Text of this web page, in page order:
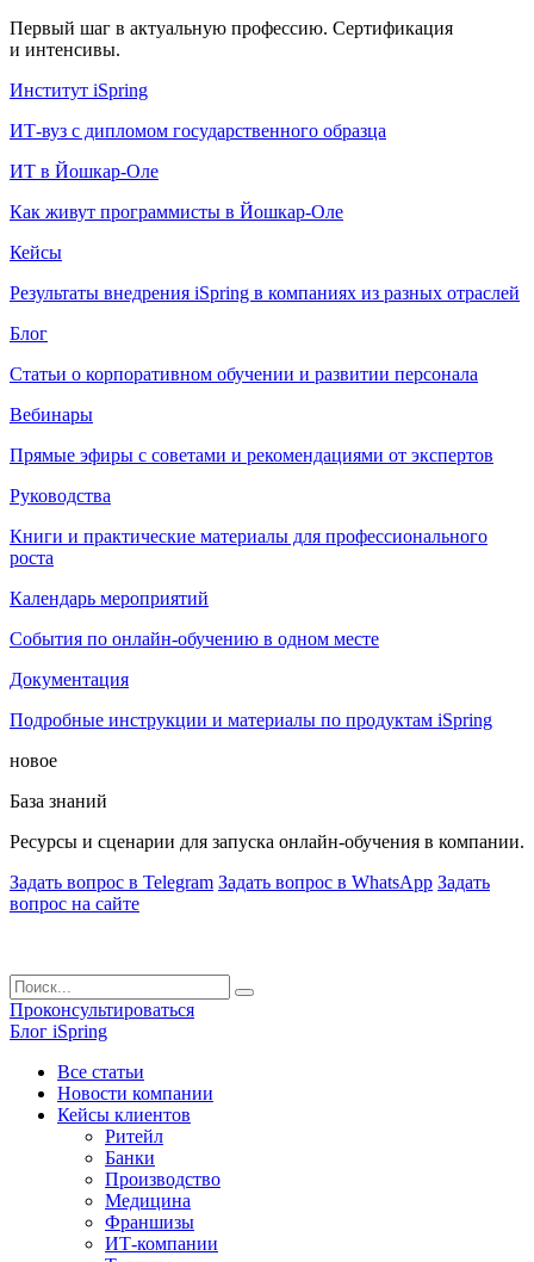
Первый шаг в актуальную профессию. Сертификация
и интенсивы.
Институт iSpring
ИТ-вуз с дипломом государственного образца
ИТ в Йошкар-Оле
Как живут программисты в Йошкар‑Оле
Кейсы
Результаты внедрения iSpring в компаниях из разных отраслей
Блог
Статьи о корпоративном обучении и развитии персонала
Вебинары
Прямые эфиры с советами и рекомендациями от экспертов
Руководства
Книги и практические материалы для профессионального
роста
Календарь мероприятий
События по онлайн-обучению в одном месте
Документация
Подробные инструкции и материалы по продуктам iSpring
новое
База знаний
Ресурсы и сценарии для запуска онлайн-обучения в компании.
Задать вопрос в Telegram Задать вопрос в WhatsApp Задать
вопрос на сайте
Проконсультироваться
Блог iSpring
Все статьи
Новости компании
Кейсы клиентов
Ритейл
Банки
Производство
Медицина
Франшизы
ИТ-компании